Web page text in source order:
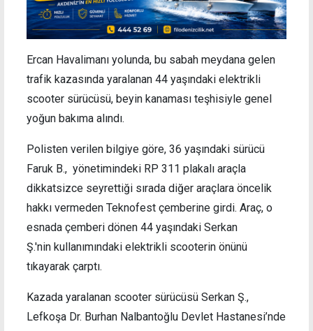
Ercan Havalimanı yolunda, bu sabah meydana gelen
trafik kazasında yaralanan 44 yaşındaki elektrikli
scooter sürücüsü, beyin kanaması teşhisiyle genel
yoğun bakıma alındı.
Polisten verilen bilgiye göre, 36 yaşındaki sürücü
Faruk B., yönetimindeki RP 311 plakalı araçla
dikkatsizce seyrettiği sırada diğer araçlara öncelik
hakkı vermeden Teknofest çemberine girdi. Araç, o
esnada çemberi dönen 44 yaşındaki Serkan
Ş.'nin kullanımındaki elektrikli scooterin önünü
tıkayarak çarptı.
Kazada yaralanan scooter sürücüsü Serkan Ş.,
Lefkoşa Dr. Burhan Nalbantoğlu Devlet Hastanesi’nde